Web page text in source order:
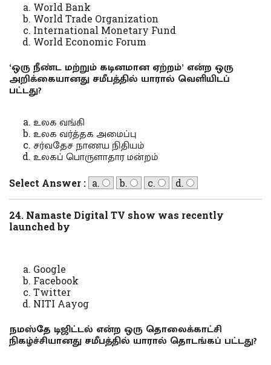
World Bank
World Trade Organization
International Monetary Fund
World Economic Forum
‘ஒரு நீண்ட மற்றும் கடினமான ஏற்றம்’ என்ற ஒரு
அறிக்கையானது சமீபத்தில் யாரால் வெளியிடப்
பட்டது?
உலக வங்கி
உலக வர்த்தக அமைப்பு
சர்வதேச நாணய நிதியம்
உலகப் பொருளாதார மன்றம்
Select Answer : a. b. c. d.
24. Namaste Digital TV show was recently
launched by
Google
Facebook
Twitter
NITI Aayog
நமஸ்தே டிஜிட்டல் என்ற ஒரு தொலைக்காட்சி
நிகழ்ச்சியானது சமீபத்தில் யாரால் தொடங்கப் பட்டது?